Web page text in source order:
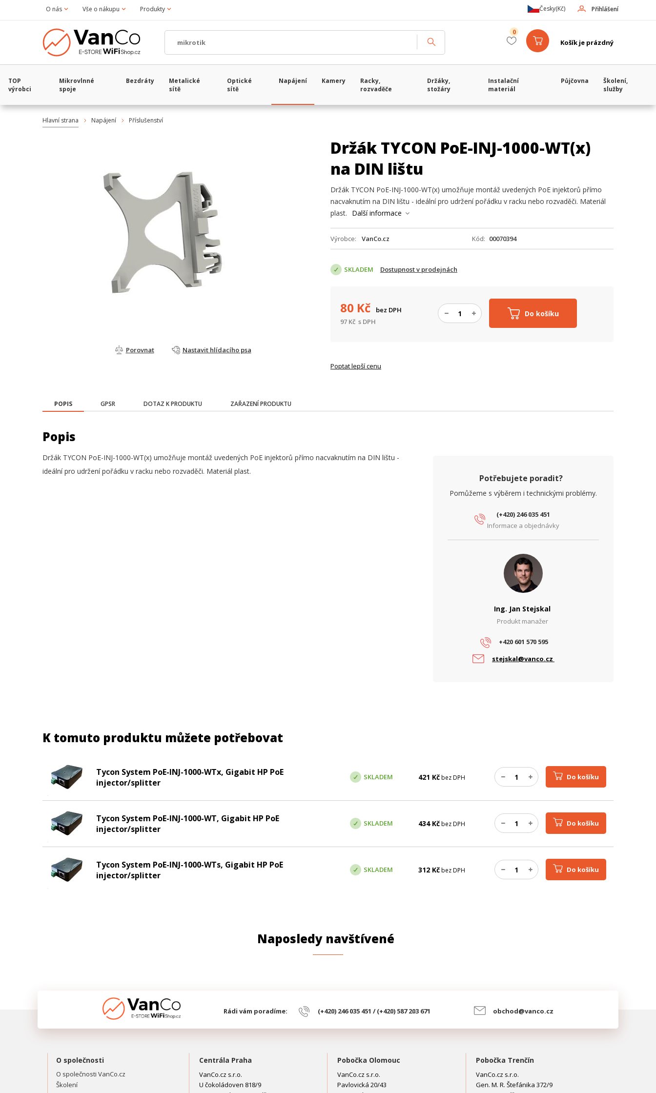
O nás Vše o nákupu Produkty Přihlášení
Česky(Kč)
Košík je prázdný
0
TOP
výrobci
Mikrovlnné
spoje
Bezdráty
Metalické
sítě
Optické
sítě
Napájení Kamery
Racky,
rozvaděče
Držáky,
stožáry
Instalační
materiál
Půjčovna
Školení,
služby
Hlavní strana Napájení Příslušenství
Porovnat Nastavit hlídacího psa
Držák TYCON PoE-INJ-1000-WT(x)
na DIN lištu
Držák TYCON PoE-INJ-1000-WT(x) umožňuje montáž uvedených PoE injektorů přímo
nacvaknutím na DIN lištu - ideální pro udržení pořádku v racku nebo rozvaděči. Materiál
plast.
Další informace
Výrobce VanCo.cz Kód 00070394
SKLADEM Dostupnost v prodejnách
Do košíku
80 Kč
bez DPH
97 Kč s DPH
Poptat lepší cenu
POPIS GPSR DOTAZ K PRODUKTU ZAŘAZENÍ PRODUKTU
Popis
Držák TYCON PoE-INJ-1000-WT(x) umožňuje montáž uvedených PoE injektorů přímo nacvaknutím na DIN lištu -
ideální pro udržení pořádku v racku nebo rozvaděči. Materiál plast.
Potřebujete poradit?
Pomůžeme s výběrem i technickými problémy.
(+420) 246 035 451
Informace a objednávky
Ing. Jan Stejskal
Produkt manažer
+420 601 570 595
stejskal@vanco.cz
K tomuto produktu můžete potřebovat
Tycon System PoE-INJ-1000-WTx, Gigabit HP PoE
injector/splitter
SKLADEM 421 Kčbez DPH Do košíku
Tycon System PoE-INJ-1000-WT, Gigabit HP PoE
injector/splitter
SKLADEM 434Kčbez DPH Do košíku
Tycon System PoE-INJ-1000-WTs, Gigabit HP PoE
injector/splitter
SKLADEM 312 Kčbez DPH Do košíku
Naposledy navštívené
Rádi vám poradíme: (+420) 246 035 451 / (+420) 587 203 671 obchod@vanco.cz
O společnosti
O společnosti VanCo.cz
Školení
Centrála Praha
VanCo.cz s.r.o.
U čokoládoven 818/9
Pobočka Olomouc
VanCo.cz s.r.o.
Pavlovická 20/43
Pobočka Trenčín
VanCo.cz s.r.o.
Gen. M. R. Štefánika 372/9